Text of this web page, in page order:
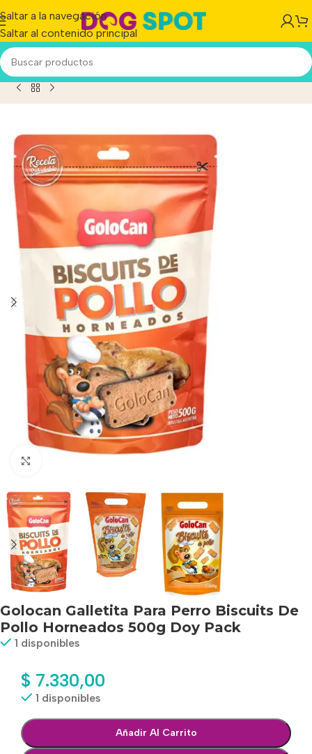
Saltar a la navegación
Saltar al contenido principal
Para Perro Biscuits De Pollo Horneados 500g Doy Pack
Golocan Galletita Para Perro Biscuits De
Pollo Horneados 500g Doy Pack
1 disponibles
$ 7.330,00
1 disponibles
Añadir Al Carrito